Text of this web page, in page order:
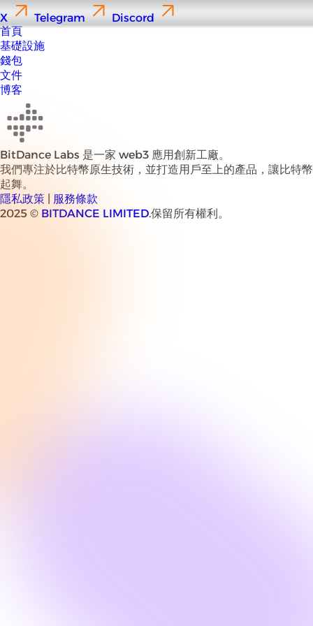
X Telegram
Discord
首頁
基礎設施
錢包
文件
博客
BitDance Labs 是一家 web3 應用創新工廠。
我們專注於比特幣原生技術，並打造用戶至上的產品，讓比特幣
起舞。
隱私政策
服務條款
2025 © BITDANCE LIMITED.保留所有權利。